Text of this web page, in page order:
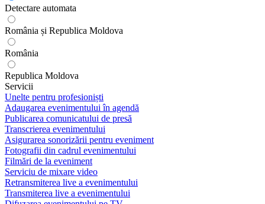
Detectare automata
România și Republica Moldova
România
Republica Moldova
Servicii
Unelte pentru profesioniști
Adaugarea evenimentului în agendă
Publicarea comunicatului de presă
Transcrierea evenimentului
Asigurarea sonorizării pentru eveniment
Fotografii din cadrul evenimentului
Filmări de la eveniment
Serviciu de mixare video
Retransmiterea live a evenimentului
Transmiterea live a evenimentului